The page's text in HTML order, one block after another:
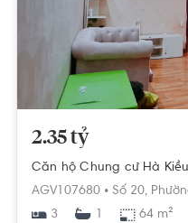
2.35 tỷ
AGV107680 • Số 20,
3
1 64 m²